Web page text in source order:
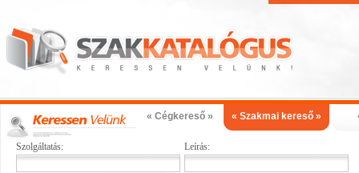
« Cégkereső » « Szakmai kereső »
Szolgáltatás: Leírás: